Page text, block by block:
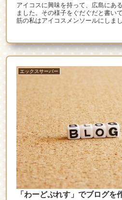
アイコスに興味を持って、広島にあ
ました。その様子をぐだぐだと書い
筋の私はアイコスメンソールにしま
エックスサーバー
「わーどぷれす」でブログを